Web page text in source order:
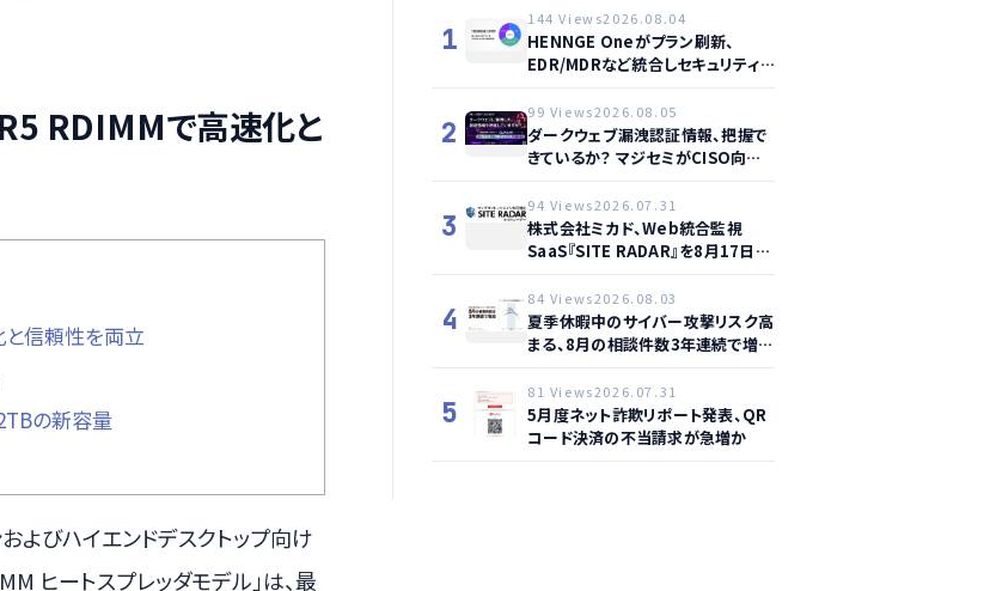
RDIMMで高速化と
信頼性を両立
の新容量
よびハイエンドデスクトップ向け
ヒートスプレッダモデル」は、最
1
144 Views2026.08.04
HENNGE Oneがプラン刷新、
EDR/MDRなど統合しセキュリティ
強化へ
2
99 Views2026.08.05
ダークウェブ漏洩認証情報、把握で
きているか？ マジセミがCISO向け
ウェビナー開催へ
3
94 Views2026.07.31
株式会社ミカド、Web統合監視
SaaS『SITE RADAR』を8月17日よ
り提供開始 – 月額1,500円から4領
域を自動監視、動的サイト…
4
84 Views2026.08.03
夏季休暇中のサイバー攻撃リスク高
まる、8月の相談件数3年連続で増加
か
5
81 Views2026.07.31
5月度ネット詐欺リポート発表、QR
コード決済の不当請求が急増か